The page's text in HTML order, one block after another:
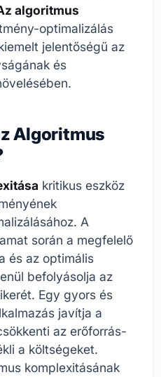
algoritmus
optimalizálás
jelentőségű az
és
Algoritmus
kritikus eszköz
A
során a megfelelő
és az optimális
befolyásolja az
Egy gyors és
javítja a
az erőforrás-
a költségeket.
komplexitásának